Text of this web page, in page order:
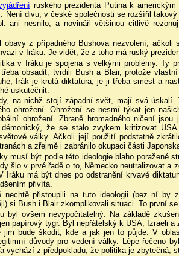
ruského prezidenta Putina k
Není divu, v české společnosti se rozšířil
ani nesnilo, a novináři většinou citlivě
obavy z případného Bushova nezvolení,
v Iráku. Je vidět, že z toho má ruský
v Iráku je spojena s velkými problémy. Ty
obsadit, tvrdili Bush a Blair, protože
Irák je krutá diktatura, je ji třeba smést a
uskutečnit.
na nichž stojí západní svět, mají svá
ohrožení. Ohrožení se nesmí týkat jen
ohrožení. Zbraně hromadného ničení
že se stalo zvykem kritizovat
války. Ačkoli její použití podstatně
a zřejmě i zabránilo okupaci části
musí být podle této ideologie blaho poražené
šlo v prvé řadě o to, Německo neutralizovat a
Iráku má být dnes po odstranění krvavé
přivítá.
přistoupili na tuto ideologii (bez ní by
si Bush i Blair zkomplikovali situaci. To první
byl ovšem nevypočitatelný. Na základě
papírový tygr. Byl nepřátelský k USA, Izraeli a
jim bude škodit, kde a jak jen to půjde. V
důvody pro vedení války. Lépe řečeno
vychází z předpokladu, že politika je zbytečná,